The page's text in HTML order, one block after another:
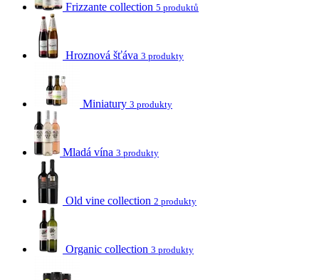
Frizzante collection 5 produktů
Hroznová šťáva 3 produkty
Miniatury 3 produkty
Mladá vína 3 produkty
Old vine collection 2 produkty
Organic collection 3 produkty